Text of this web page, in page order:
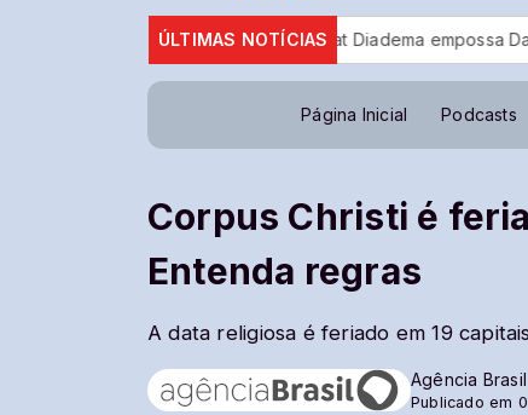
ÚLTIMAS NOTÍCIAS
Rotary Club Floreat Diadema empossa Daniel Coelho
Página Inicial Podcasts
Corpus Christi é
Entenda regras
A data religiosa é feriado em 19
Agência
Publicado em